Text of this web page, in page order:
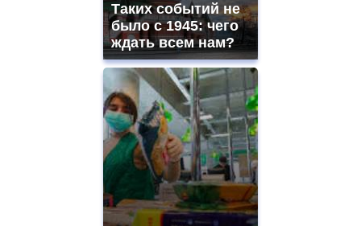
Таких событий не
было с 1945: чего
ждать всем нам?